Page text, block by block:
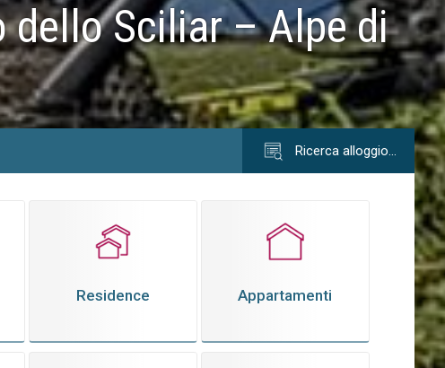
dello Sciliar – Alpe di
Ricerca alloggio…
Residence Appartamenti